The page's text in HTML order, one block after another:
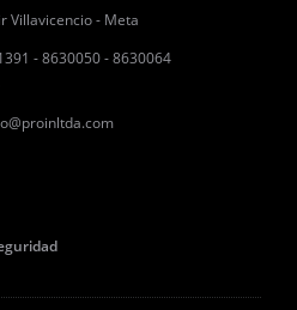
Villavicencio - Meta
- 8630050 - 8630064